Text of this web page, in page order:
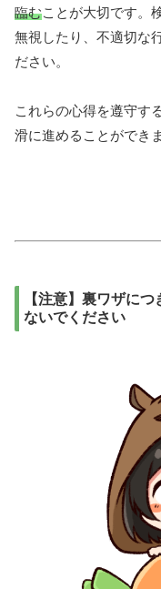
臨むことが大切です。
無視したり、不適切な
ださい。
これらの心得を遵守す
滑に進めることができま
【注意】裏ワザに
ないでください